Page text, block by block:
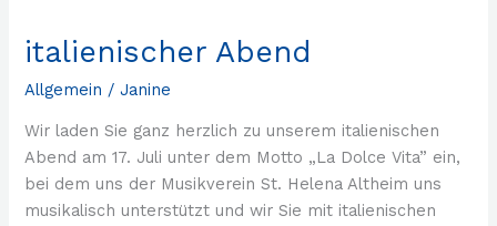
italienischer Abend
Allgemein /Janine
Wir laden Sie ganz herzlich zu unserem italienischen
Abend am 17. Juli unter dem Motto „La Dolce Vita” ein,
bei dem uns der Musikverein St. Helena Altheim uns
musikalisch unterstützt und wir Sie mit italienischen
italienischer